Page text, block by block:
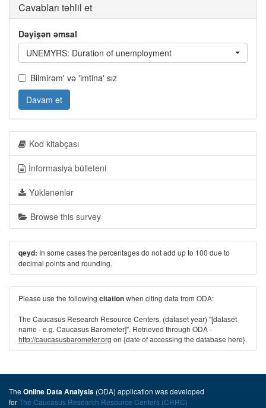
Cavabları təhlil et
Dəyişən əmsal
UNEMYRS: Duration of unemployment
Bilmirəm' və 'imtina' sız
Davam et
Kod kitabçası
İnformasiya bülleteni
Yüklənənlər
Browse this survey
qeyd: In some cases the percentages do not add up to 100 due to
decimal points and rounding.
Please use the following citationwhen citing data from ODA:
The Caucasus Research Resource Centers. (dataset year) "[dataset
name - e.g. Caucasus Barometer]". Retrieved through ODA -
http://caucasusbarometer.org on {date of accessing the database here}.
The Online Data Analysis (ODA) application was developed
forThe Caucasus Research Resource Centers (CRRC)